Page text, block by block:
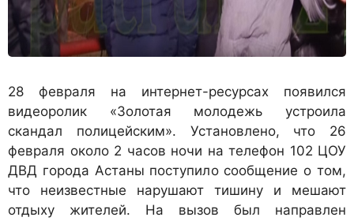
28 февраля на интернет-ресурсах появился
видеоролик «Золотая молодежь устроила
скандал полицейским». Установлено, что 26
февраля около 2 часов ночи на телефон 102 ЦОУ
ДВД города Астаны поступило сообщение о том,
что неизвестные нарушают тишину и мешают
отдыху жителей. На вызов был направлен